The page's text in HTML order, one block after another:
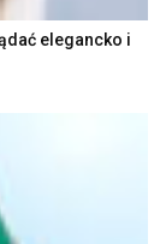
elegancko i